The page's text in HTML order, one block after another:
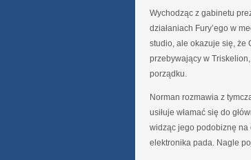
Wychodząc z gabinetu
działaniach Fury’ego w
studio, ale okazuje się, że
przebywający w
porządku.
Norman rozmawia z
usiłuje włamać się do
widząc jego podobiznę na
elektronika pada. Nagle